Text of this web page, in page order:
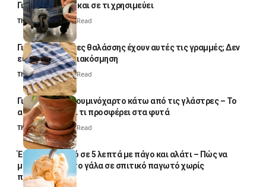
Γιατί το κάνουν και σε τι χρησιμεύει
Thali Ombre4 Min Read
Γιατί οι πετσέτες θαλάσσης έχουν αυτές τις γραμμές; Δεν
είναι μόνο για διακόσμηση
Thali Ombre5 Min Read
Γιατί βάζουν αλουμινόχαρτο κάτω από τις γλάστρες – Το
απλό κόλπο και τι προσφέρει στα φυτά
Thali Ombre4 Min Read
Έτοιμο παγωτό σε 5 λεπτά με πάγο και αλάτι – Πώς να
μετατρέψετε το γάλα σε σπιτικό παγωτό χωρίς
παγωτομηχανή